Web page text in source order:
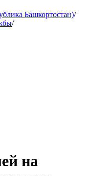
Башкортостан)/
/
на